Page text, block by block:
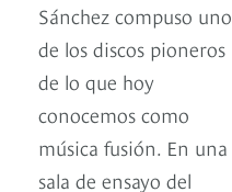
Sánchez compuso uno
de los discos pioneros
de lo que hoy
conocemos como
música fusión. En una
sala de ensayo del